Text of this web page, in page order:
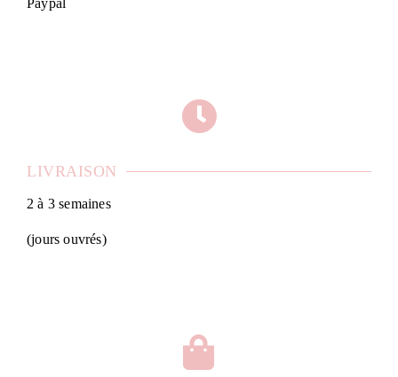
Paypal
LIVRAISON
2 à 3 semaines
(jours ouvrés)